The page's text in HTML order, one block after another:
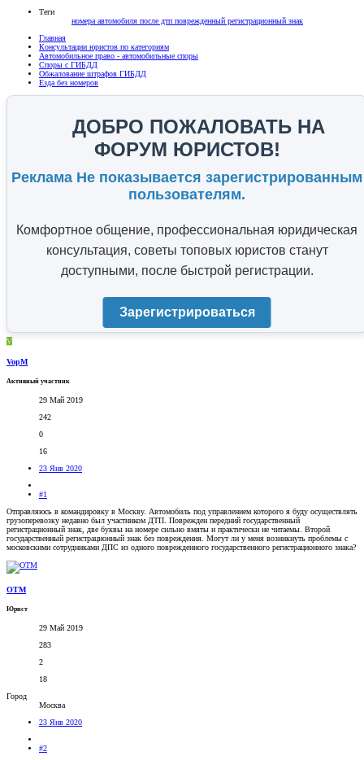
Теги
номера автомобиля после дтп поврежденный регистрационный знак
Главная
Консультации юристов по категориям
Автомобильное право - автомобильные споры
Споры с ГИБДД
Обжалование штрафов ГИБДД
Езда без номеров
ДОБРО ПОЖАЛОВАТЬ НА
ФОРУМ ЮРИСТОВ!
Реклама Не показывается зарегистрированным
пользователям.
Комфортное общение, профессиональная юридическая
консультация, советы топовых юристов станут
доступными, после быстрой регистрации.
Зарегистрироваться
V
VopM
Активный участник
29 Май 2019
242
0
16
23 Янв 2020
#1
Отправляюсь в командировку в Москву. Автомобиль под управлением которого я буду осуществлять
грузоперевозку недавно был участником ДТП. Поврежден передний государственный
регистрационный знак, две буквы на номере сильно вмяты и практически не читаемы. Второй
государственный регистрационный знак без повреждения. Могут ли у меня возникнуть проблемы с
московскими сотрудниками ДПС из одного поврежденного государственного регистрационного знака?
OTM
Юрист
29 Май 2019
283
2
18
Город
Москва
23 Янв 2020
#2